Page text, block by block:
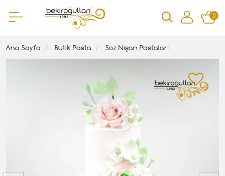
0
Ana Sayfa Butik Pasta Söz Nişan Pastaları